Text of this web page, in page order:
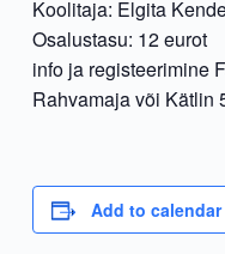
Koolitaja: Elgita
Osalustasu: 12 eurot
info ja registeerimine
Rahvamaja või Kätlin
Add to calendar